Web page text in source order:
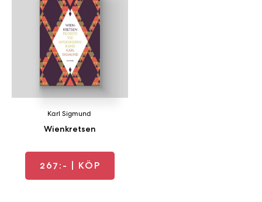
Wienkretsen
Karl Sigmund
267:- | KÖP